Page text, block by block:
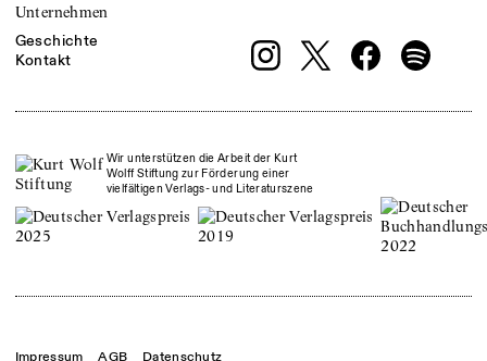
Unternehmen
Geschichte
Kontakt
Wir unterstützen die Arbeit der Kurt
Wolff Stiftung zur Förderung einer
vielfältigen Verlags- und Literaturszene
Impressum AGB Datenschutz